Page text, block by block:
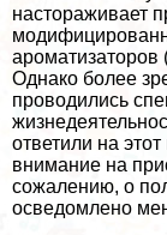
настораживает
ароматизаторов
Однако более
проводились
ответили на
внимание на
сожалению, о
осведомлено